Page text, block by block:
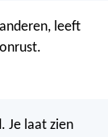
leeft
Je laat zien